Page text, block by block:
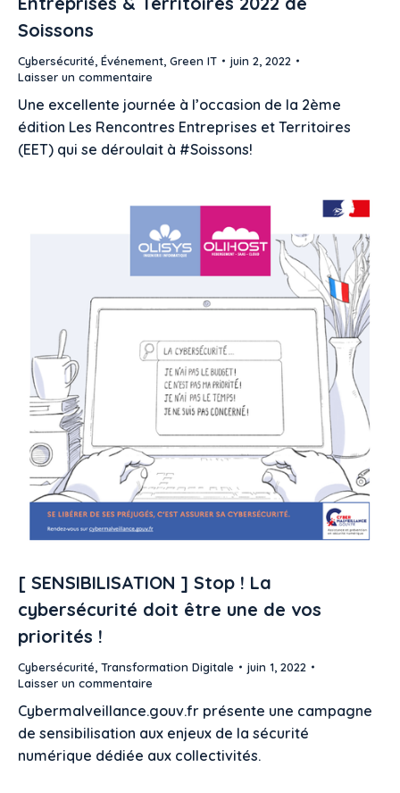
Soissons
Cybersécurité, Événement, Green IT
juin 2, 2022
Laisser un commentaire
Une excellente journée à l’occasion de la 2ème
édition Les Rencontres Entreprises et Territoires
(EET) qui se déroulait à #Soissons!
[ SENSIBILISATION ] Stop ! La
cybersécurité doit être une de vos
priorités !
Cybersécurité, Transformation Digitale
juin 1, 2022
Laisser un commentaire
Cybermalveillance.gouv.fr présente une campagne
de sensibilisation aux enjeux de la sécurité
numérique dédiée aux collectivités.